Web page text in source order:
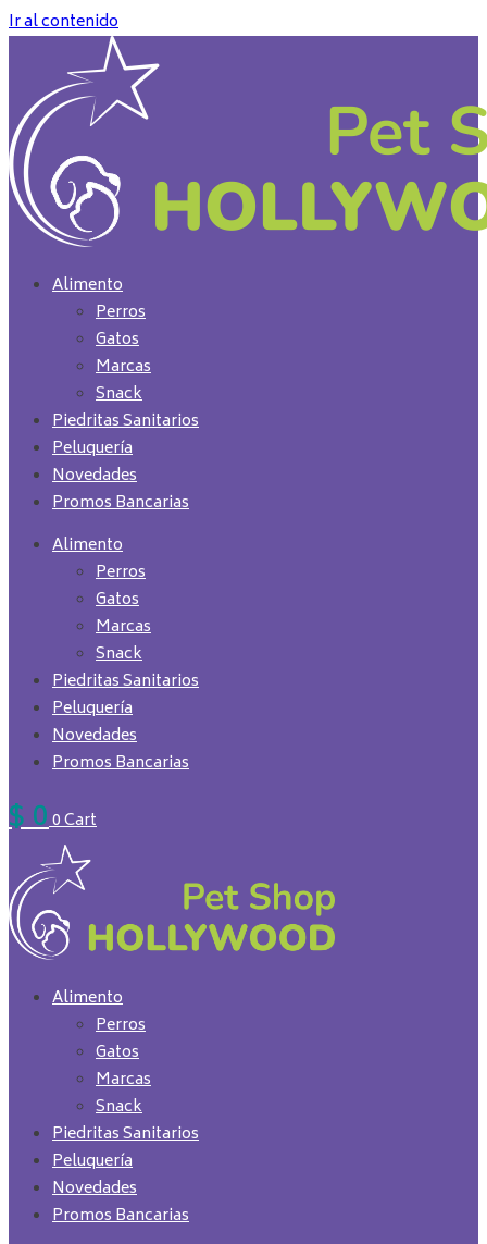
Ir al contenido
Alimento
Perros
Gatos
Marcas
Snack
Piedritas Sanitarios
Peluquería
Novedades
Promos Bancarias
Alimento
Perros
Gatos
Marcas
Snack
Piedritas Sanitarios
Peluquería
Novedades
Promos Bancarias
$00Cart
Alimento
Perros
Gatos
Marcas
Snack
Piedritas Sanitarios
Peluquería
Novedades
Promos Bancarias